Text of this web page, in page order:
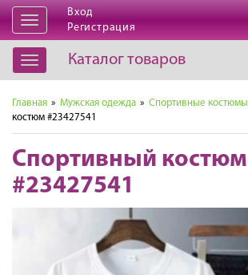
Открыть
навигацию
Вход
Регистрация
Открыть
навигацию
Каталог товаров
Главная » Мужская одежда » Спортивные костюмы
костюм #23427541
Спортивный костюм
#23427541